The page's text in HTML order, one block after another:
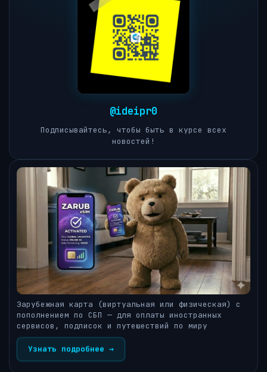
@ideipr0
Подписывайтесь, чтобы быть в курсе всех
новостей!
Зарубежная карта (виртуальная или физическая) с
пополнением по СБП — для оплаты иностранных
сервисов, подписок и путешествий по миру
Узнать подробнее →